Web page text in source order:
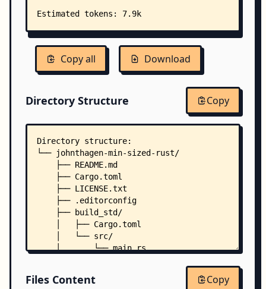
Copy all Download
Directory Structure Copy
Directory structure:
└── johnthagen-min-sized-rust/
    ├── README.md
    ├── Cargo.toml
    ├── LICENSE.txt
    ├── .editorconfig
    ├── build_std/
    │   ├── Cargo.toml
    │   └── src/
    │       └── main.rs
    │   │   ├── Cargo.toml
Files Content Copy